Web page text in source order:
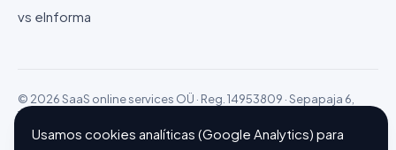
vs eInforma
© 2026 SaaS online services OÜ · Reg. 14953809 · Sepapaja 6,
15551 Tallinn (Estonia)
Configurar cookiesHecho con ❤ en Barcelona
Usamos cookies analíticas (Google Analytics) para